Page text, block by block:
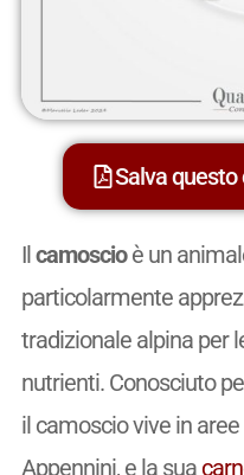
Salva
Il camoscioè un
particolarmente
tradizionale alpina per
nutrienti. Conosciuto
il camoscio vive in
Appennini, e la sua